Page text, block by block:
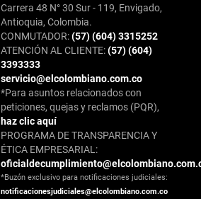
Carrera 48 N° 30 Sur - 119, Envigado,
Antioquia, Colombia.
CONMUTADOR:(57) (604) 3315252
ATENCIÓN AL CLIENTE:(57) (604)
3393333
servicio@elcolombiano.com.co
*Para asuntos relacionados con
peticiones, quejas y reclamos (PQR),
haz clic aquí
PROGRAMA DE TRANSPARENCIA Y
ÉTICA EMPRESARIAL:
*Buzón exclusivo para notificaciones judiciales:
notificacionesjudiciales@elcolombiano.com.co